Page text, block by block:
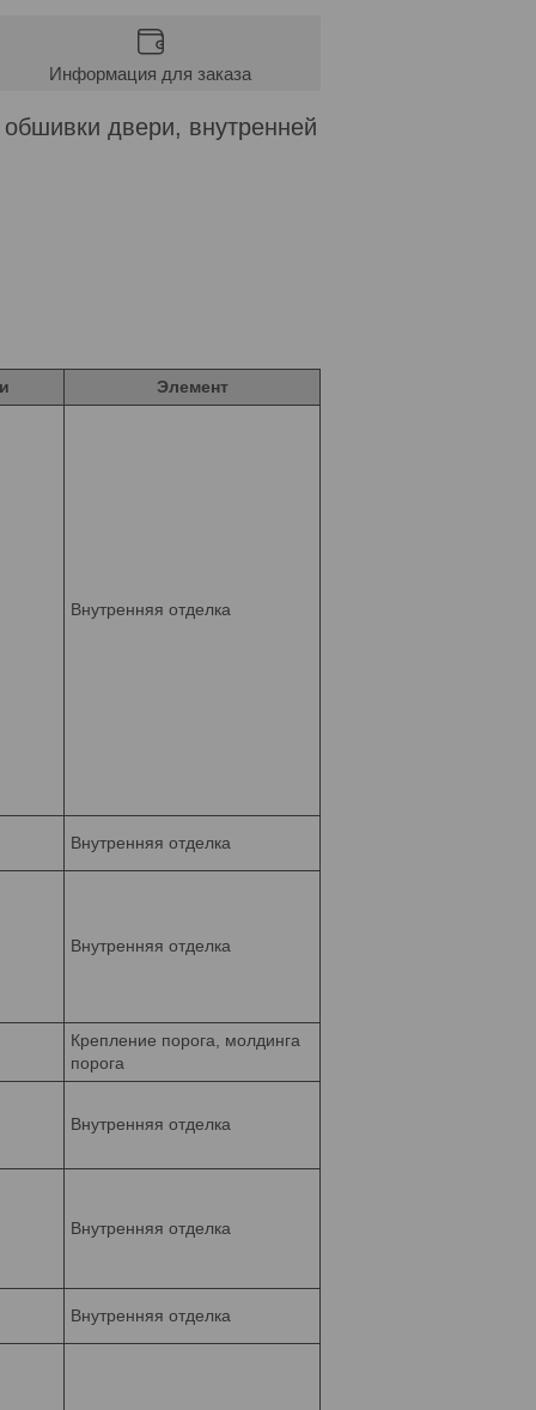
Информация для заказа
двери, внутренней
Элемент
Внутренняя отделка
Внутренняя отделка
Внутренняя отделка
Крепление порога, молдинга
порога
Внутренняя отделка
Внутренняя отделка
Внутренняя отделка